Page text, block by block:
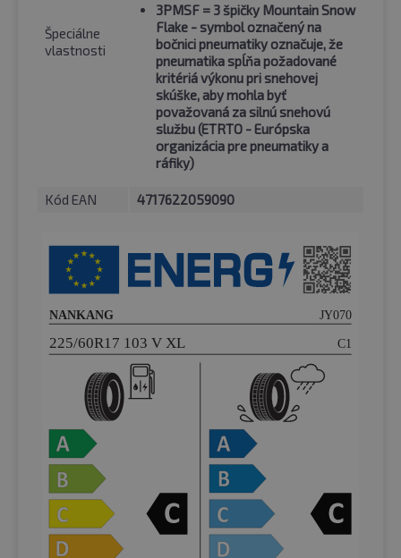
Špeciálne
vlastnosti
3PMSF = 3 špičky Mountain Snow
Flake - symbol označený na
bočnici pneumatiky označuje, že
pneumatika spĺňa požadované
kritériá výkonu pri snehovej
skúške, aby mohla byť
považovaná za silnú snehovú
službu (ETRTO - Európska
organizácia pre pneumatiky a
ráfiky)
Kód EAN 4717622059090